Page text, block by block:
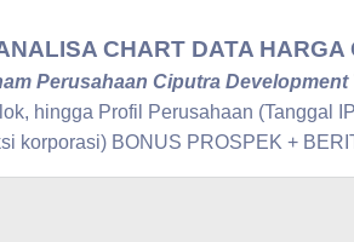
CHART DATA
Perusahaan Ciputra Development
hingga Profil Perusahaan (Tanggal
korporasi) BONUS PROSPEK +